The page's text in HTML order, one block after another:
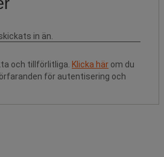
och tillförlitliga. Klicka här om du
för autentisering och